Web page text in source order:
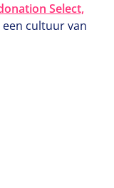
Select,
cultuur van